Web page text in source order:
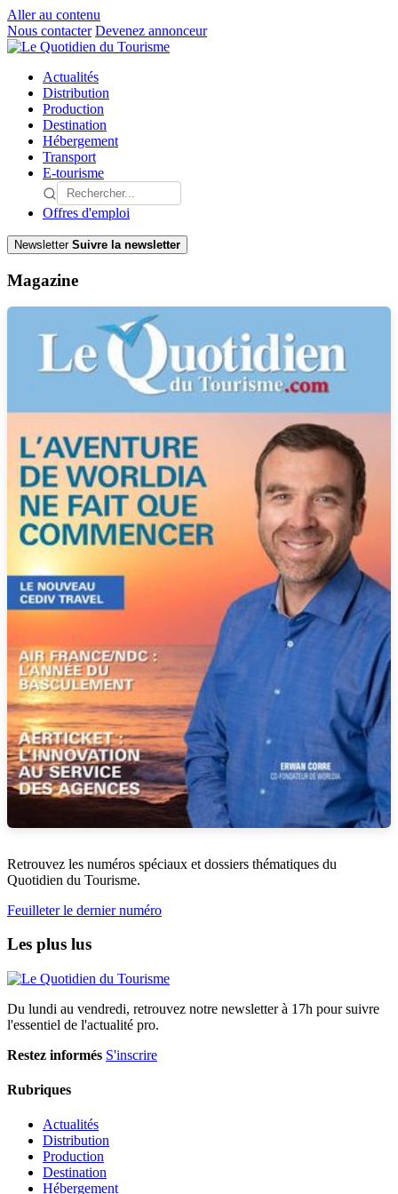
Aller au contenu
Nous contacter Devenez annonceur
Actualités
Distribution
Production
Destination
Hébergement
Transport
E-tourisme
Offres d'emploi
Newsletter Suivre la newsletter
Magazine
Retrouvez les numéros spéciaux et dossiers thématiques du
Quotidien du Tourisme.
Feuilleter le dernier numéro
Les plus lus
Du lundi au vendredi, retrouvez notre newsletter à 17h pour suivre
l'essentiel de l'actualité pro.
Restez informés S'inscrire
Rubriques
Actualités
Distribution
Production
Destination
Hébergement